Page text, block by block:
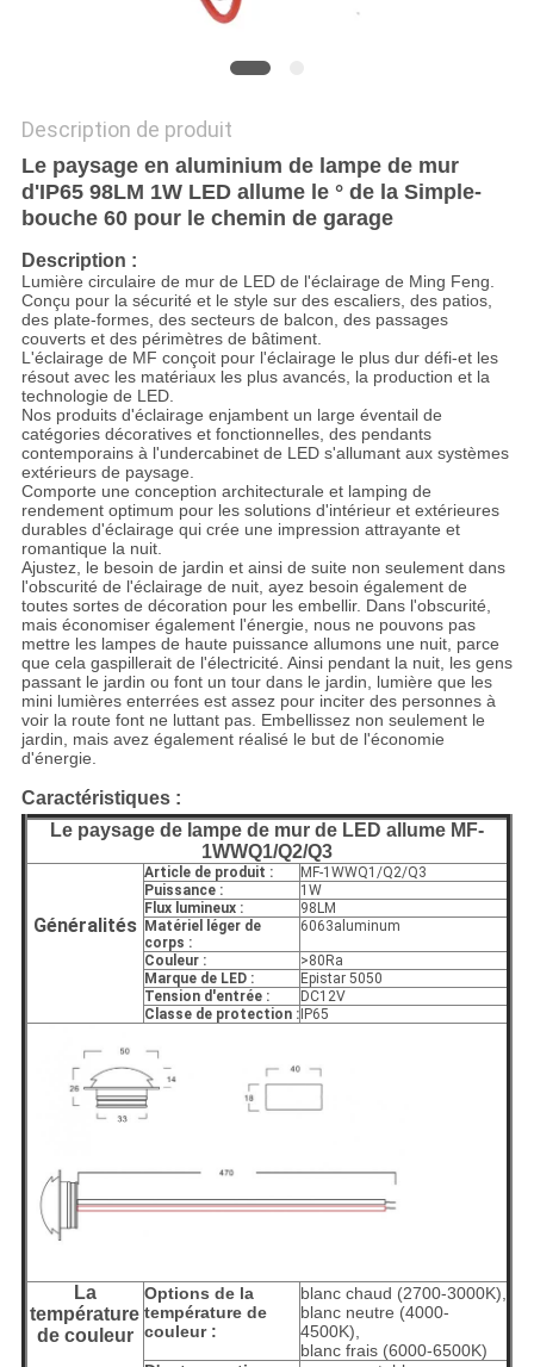
Description de produit
Le paysage en aluminium de lampe de mur
d'IP65 98LM 1W LED allume le ° de la Simple-
bouche 60 pour le chemin de garage
Description :
Lumière circulaire de mur de LED de l'éclairage de Ming Feng.
Conçu pour la sécurité et le style sur des escaliers, des patios,
des plate-formes, des secteurs de balcon, des passages
couverts et des périmètres de bâtiment.
L'éclairage de MF conçoit pour l'éclairage le plus dur défi-et les
résout avec les matériaux les plus avancés, la production et la
technologie de LED.
Nos produits d'éclairage enjambent un large éventail de
catégories décoratives et fonctionnelles, des pendants
contemporains à l'undercabinet de LED s'allumant aux systèmes
extérieurs de paysage.
Comporte une conception architecturale et lamping de
rendement optimum pour les solutions d'intérieur et extérieures
durables d'éclairage qui crée une impression attrayante et
romantique la nuit.
Ajustez, le besoin de jardin et ainsi de suite non seulement dans
l'obscurité de l'éclairage de nuit, ayez besoin également de
toutes sortes de décoration pour les embellir. Dans l'obscurité,
mais économiser également l'énergie, nous ne pouvons pas
mettre les lampes de haute puissance allumons une nuit, parce
que cela gaspillerait de l'électricité. Ainsi pendant la nuit, les gens
passant le jardin ou font un tour dans le jardin, lumière que les
mini lumières enterrées est assez pour inciter des personnes à
voir la route font ne luttant pas. Embellissez non seulement le
jardin, mais avez également réalisé le but de l'économie
d'énergie.
Caractéristiques :
Le paysage de lampe de mur de LED allume MF-
1WWQ1/Q2/Q3
Généralités
Article de produit :
MF-1WWQ1/Q2/Q3
Puissance :
1W
Flux lumineux :
98LM
Matériel léger de
corps :
6063aluminum
Couleur :
>80Ra
Marque de LED :
Epistar 5050
Tension d'entrée :
DC12V
Classe de protection : IP65
La
température
de couleur
Options de la
température de
couleur :
blanc chaud (2700-3000K),
blanc neutre (4000-
4500K),
blanc frais (6000-6500K)